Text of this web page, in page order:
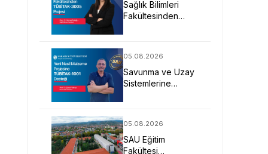
Sağlık Bilimleri
Fakültesinden
05.08.2026
Savunma ve Uzay
Sistemlerine
05.08.2026
SAU Eğitim
Fakültesi